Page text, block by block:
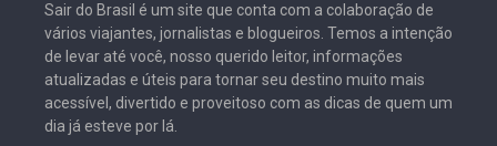
Sair do Brasil é um site que conta com a colaboração de
vários viajantes, jornalistas e blogueiros. Temos a intenção
de levar até você, nosso querido leitor, informações
atualizadas e úteis para tornar seu destino muito mais
acessível, divertido e proveitoso com as dicas de quem um
dia já esteve por lá.